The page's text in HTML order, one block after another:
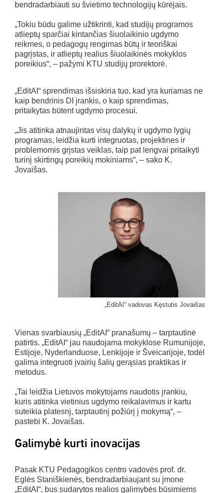
bendradarbiauti su švietimo technologijų kūrėjais.
„Tokiu būdu galime užtikrinti, kad studijų programos
atlieptų sparčiai kintančias šiuolaikinio ugdymo
reikmes, o pedagogų rengimas būtų ir teoriškai
pagrįstas, ir atlieptų realius šiuolaikinės mokyklos
poreikius“, – pažymi KTU studijų prorektorė.
„EditAI“ sprendimas išsiskiria tuo, kad yra kuriamas ne
kaip bendrinis DI įrankis, o kaip sprendimas,
pritaikytas būtent ugdymo procesui.
„Jis atitinka atnaujintas visų dalykų ir ugdymo lygių
programas, leidžia kurti integruotas, projektines ir
problemomis grįstas veiklas, taip pat lengvai pritaikyti
turinį skirtingų poreikių mokiniams“, – sako K.
Jovaišas.
„EditAI“ vadovas Kęstutis Jovaišas
Vienas svarbiausių „EditAI“ pranašumų – tarptautinė
patirtis. „EditAI“ jau naudojama mokyklose Rumunijoje,
Estijoje, Nyderlanduose, Lenkijoje ir Šveicarijoje, todėl
galima integruoti įvairių šalių gerąsias praktikas ir
metodus.
„Tai leidžia Lietuvos mokytojams naudotis įrankiu,
kuris atitinka vietinius ugdymo reikalavimus ir kartu
suteikia platesnį, tarptautinį požiūrį į mokymą“, –
pastebi K. Jovaišas.
Galimybė kurti inovacijas
Pasak KTU Pedagogikos centro vadovės prof. dr.
Eglės Staniškienės, bendradarbiaujant su įmone
„EditAI“, bus sudarytos realios galimybės būsimiems